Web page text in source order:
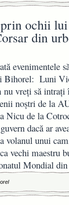
ochii
din
evenimentele
Bihorel: Luni
nu vreți să intrați
noștri de la
Nicu de la
dacă ar
volanul unui
vechi maestru
Mondial